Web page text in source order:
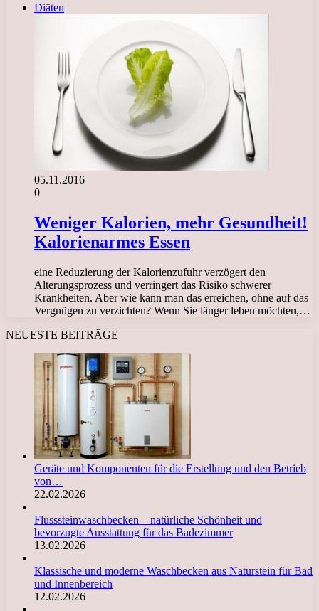
Diäten
05.11.2016
0
Weniger Kalorien, mehr Gesundheit!
Kalorienarmes Essen
eine Reduzierung der Kalorienzufuhr verzögert den
Alterungsprozess und verringert das Risiko schwerer
Krankheiten. Aber wie kann man das erreichen, ohne auf das
Vergnügen zu verzichten? Wenn Sie länger leben möchten,…
NEUESTE BEITRÄGE
Geräte und Komponenten für die Erstellung und den Betrieb
von…
22.02.2026
Flusssteinwaschbecken – natürliche Schönheit und
bevorzugte Ausstattung für das Badezimmer
13.02.2026
Klassische und moderne Waschbecken aus Naturstein für Bad
und Innenbereich
12.02.2026